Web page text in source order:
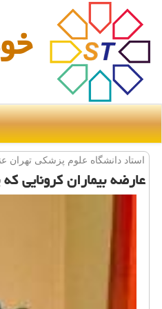
استاد دانشگاه علوم پزشكی تهران
عارضه بیماران كرونایی